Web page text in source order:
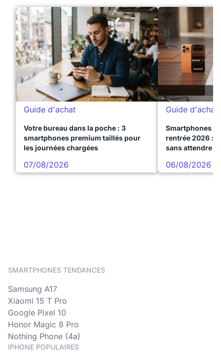
Guide d'achat
Votre bureau dans la poche : 3
smartphones premium taillés pour
les journées chargées
07/08/2026
Guide d'achat
Smartphones
rentrée 2026 :
sans attendre
06/08/2026
SMARTPHONES TENDANCES
Samsung A17
Xiaomi 15 T Pro
Google Pixel 10
Honor Magic 8 Pro
Nothing Phone (4a)
IPHONE POPULAIRES